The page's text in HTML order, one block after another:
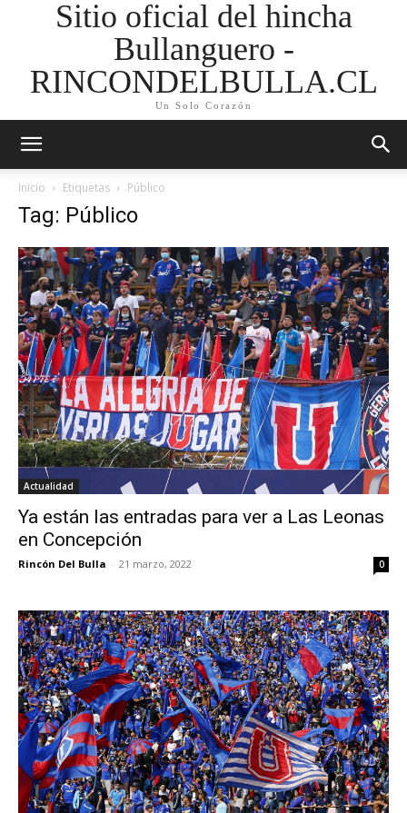
Sitio oficial del hincha
Bullanguero -
RINCONDELBULLA.CL
Un Solo Corazón
Inicio Etiquetas Público
Tag: Público
Actualidad
Ya están las entradas para ver a Las Leonas
en Concepción
Rincón Del Bulla - 21 marzo, 2022 0